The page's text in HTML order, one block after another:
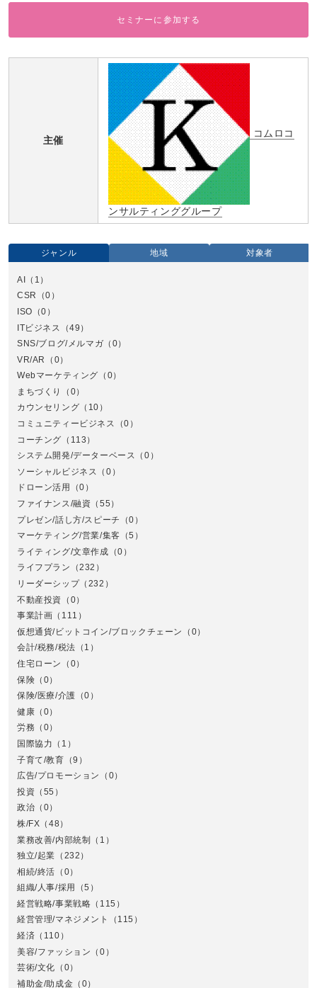
セミナーに参加する
主催
コムロコ
ンサルティンググループ
ジャンル 地域 対象者
AI （1）
CSR
（0）
ISO （0）
ITビジネス
（49）
SNS/ブログ/メルマガ （0）
VR/AR
（0）
Webマーケティング （0）
まちづくり
（0）
カウンセリング （10）
コミュニティービジネス
（0）
コーチング （113）
システム開発/データーベース （0）
ソーシャルビジネス （0）
ドローン活用
（0）
ファイナンス/融資 （55）
プレゼン/話し方/スピーチ
（0）
マーケティング/営業/集客 （5）
ライティング/文章作成 （0）
ライフプラン
（232）
リーダーシップ（232）
不動産投資 （0）
事業計画 （111）
仮想通貨/ビットコイン/ブロックチェーン
（0）
会計/税務/税法 （1）
住宅ローン
（0）
保険 （0）
保険/医療/介護 （0）
健康 （0）
労務 （0）
国際協力 （1）
子育て/教育 （9）
広告/プロモーション
（0）
投資 （55）
政治 （0）
株/FX （48）
業務改善/内部統制 （1）
独立/起業 （232）
相続/終活 （0）
組織/人事/採用
（5）
経営戦略/事業戦略 （115）
経営管理/マネジメント
（115）
経済 （110）
美容/ファッション （0）
芸術/文化 （0）
補助金/助成金 （0）